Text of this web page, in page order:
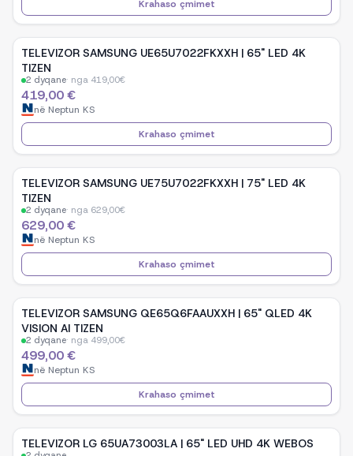
Krahaso çmimet
TELEVIZOR SAMSUNG UE65U7022FKXXH | 65" LED 4K
TIZEN
2 dyqane· nga 419,00€
419,00 €
në Neptun KS
Krahaso çmimet
TELEVIZOR SAMSUNG UE75U7022FKXXH | 75" LED 4K
TIZEN
2 dyqane· nga 629,00€
629,00 €
në Neptun KS
Krahaso çmimet
TELEVIZOR SAMSUNG QE65Q6FAAUXXH | 65" QLED 4K
VISION AI TIZEN
2 dyqane· nga 499,00€
499,00 €
në Neptun KS
Krahaso çmimet
TELEVIZOR LG 65UA73003LA | 65" LED UHD 4K WEBOS